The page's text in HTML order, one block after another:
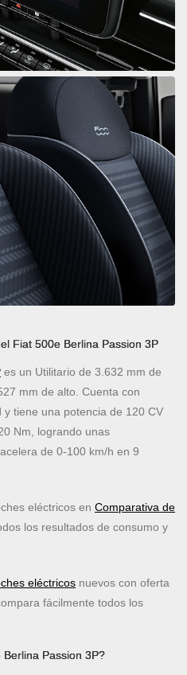
Fiat 500e Berlina Passion 3P
es un Utilitario de 3.632 mm de
mm de alto. Cuenta con
tiene una potencia de 120 CV
Nm, logrando unas
de 0-100 km/h en 9
eléctricos en Comparativa de
los resultados de consumo y
eléctricos nuevos con oferta
fácilmente todos los
Passion 3P?